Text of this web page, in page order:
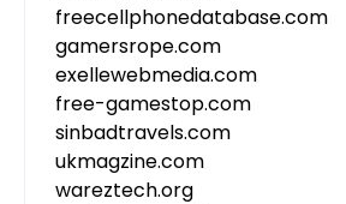
freecellphonedatabase.com
gamersrope.com
exellewebmedia.com
free-gamestop.com
sinbadtravels.com
ukmagzine.com
wareztech.org